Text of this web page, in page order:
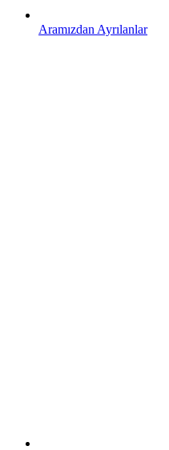
Aramızdan Ayrılanlar